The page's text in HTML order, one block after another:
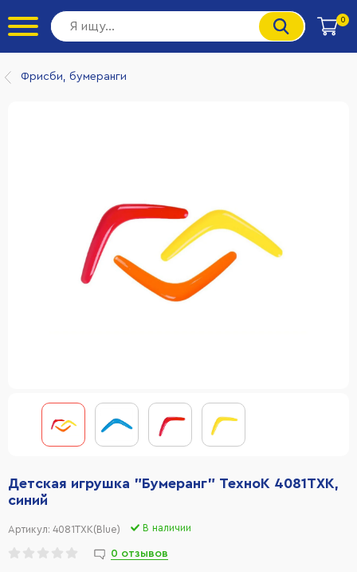
0
Фрисби, бумеранги
Детская игрушка "Бумеранг" ТехноК 4081TXK,
синий
Артикул: 4081TXK(Blue) В наличии
0 отзывов